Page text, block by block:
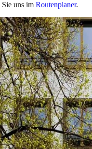
uns im Routenplaner.